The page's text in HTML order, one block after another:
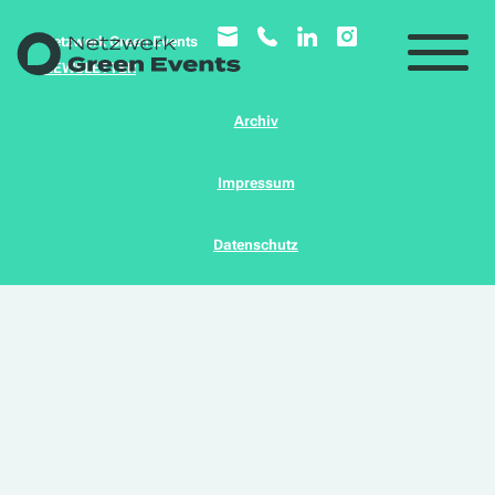
© Netzwerk Green Events
NEWSLETTER
Archiv
Impressum
Datenschutz